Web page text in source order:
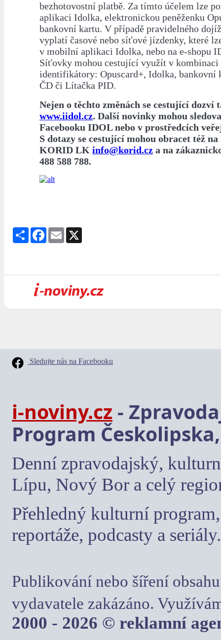
bezhotovostní platbě. Za tímto účelem lze
aplikaci Idolka, elektronickou peněženku
bankovní kartu. V případě pravidelného
vyplatí časové nebo síťové jízdenky, které
v mobilní aplikaci Idolka, nebo na e-shopu
Síťovky mohou cestující využít v kombinaci
identifikátory: Opuscard+, Idolka, bankovní
ČD či Lítačka PID.
Nejen o těchto změnách se cestující dozví
www.iidol.cz. Další novinky mohou
Facebooku IDOL nebo v prostředcích
S dotazy se cestující mohou obracet též
KORID LK info@korid.cz a na
488 588 788.
Share Facebook
Email
Sledujte nás na Facebooku
i-noviny.cz -
Program
Denní zpravodajský,
Lípu, Nový Bor a celý
Přehledný kulturní
reportáže, podcasty a seriály.
Publikování nebo šíření
vydavatele zakázáno.
2000 - 2026 © reklamní